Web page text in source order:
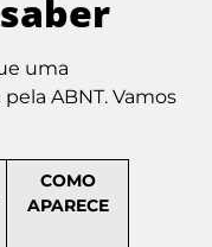
uma
ABNT. Vamos
COMO
APARECE